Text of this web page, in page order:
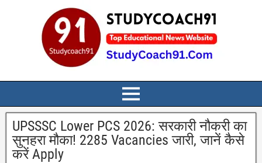
UPSSSC Lower PCS 2026: सरकारी नौकरी का
सुनहरा मौका! 2285 Vacancies जारी, जानें कैसे
करें Apply